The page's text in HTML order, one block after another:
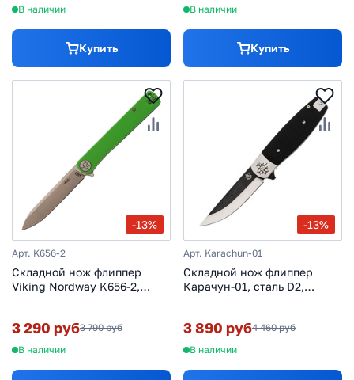
В наличии
Купить
В наличии
Купить
-13%
Арт. K656-2
Складной нож флиппер
Viking Nordway K656-2,
3 290 руб3 790 руб
В наличии
-13%
Арт. Karachun-01
Складной нож флиппер
Карачун-01, сталь D2,
3 890 руб4 460 руб
В наличии